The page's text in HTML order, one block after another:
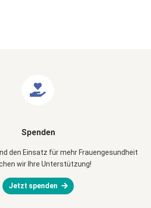
Spenden
den Einsatz für mehr Frauengesundheit
wir Ihre Unterstützung!
Jetzt spenden